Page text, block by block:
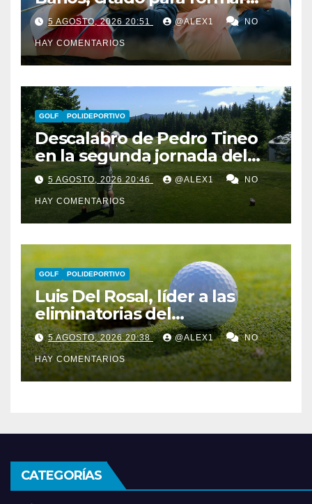
parte del equipo europeo en
el Jacques Léglise Trophy
5 AGOSTO, 2026 20:51 @ALEX1 NO
HAY COMENTARIOS
GOLF POLIDEPORTIVO
Descalabro de Pedro Tineo
en la segunda jornada del
Reid Trophy y Marcos
Ledesma pasa el corte por
‘los pelos’
5 AGOSTO, 2026 20:46 @ALEX1 NO
HAY COMENTARIOS
GOLF POLIDEPORTIVO
Luis Del Rosal, líder a las
eliminatorias del
Campeonato de Málaga;
Irene García y Sofía Gamilla,
segunda y tercera
5 AGOSTO, 2026 20:38 @ALEX1 NO
HAY COMENTARIOS
CATEGORÍAS